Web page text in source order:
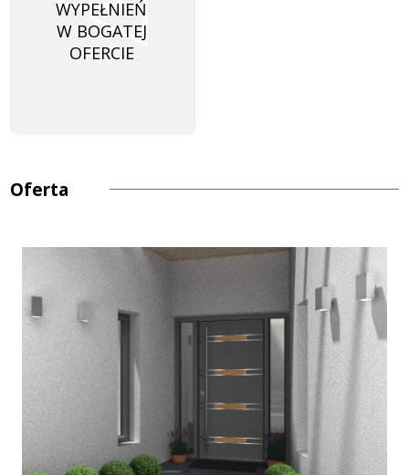
WYPEŁNIEŃ
W BOGATEJ
OFERCIE
Oferta